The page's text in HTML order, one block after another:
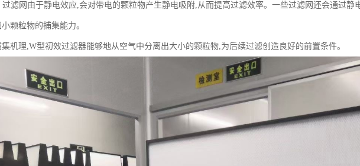
滤网由于静电效应,会对带电的颗粒物产生静电吸附,从而提高过滤效率。一些过滤网还会通过静
颗粒物的捕集能力。
机理,W型初效过滤器能够地从空气中分离出大小的颗粒物,为后续过滤创造良好的前置条件。